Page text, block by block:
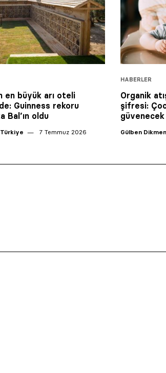
en büyük arı oteli
Guinness rekoru
Bal’ın oldu
7 Temmuz 2026
HABERLER
Organik
şifresi:
güvenecek
Gülben Dikmen